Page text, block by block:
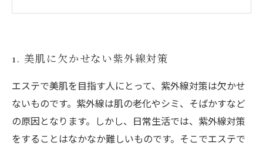
1. 美肌に欠かせない紫外線対策
エステで美肌を目指す人にとって、紫外線対策は欠かせ
ないものです。紫外線は肌の老化やシミ、そばかすなど
の原因となります。しかし、日常生活では、紫外線対策
をすることはなかなか難しいものです。そこでエステで